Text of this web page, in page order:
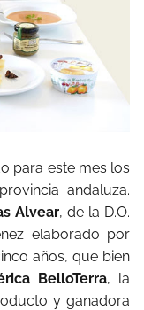
para este mes los
andaluza.
Alvear, de la D.O.
elaborado por
años, que bien
BelloTerra, la
y ganadora